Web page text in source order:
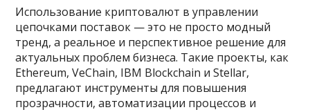
Использование криптовалют в управлении
цепочками поставок — это не просто модный
тренд, а реальное и перспективное решение для
актуальных проблем бизнеса. Такие проекты, как
Ethereum, VeChain, IBM Blockchain и Stellar,
предлагают инструменты для повышения
прозрачности, автоматизации процессов и